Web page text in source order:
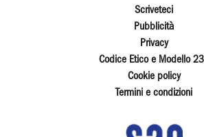
Scriveteci
Pubblicità
Privacy
Codice Etico e Modello
Cookie policy
Termini e condizioni